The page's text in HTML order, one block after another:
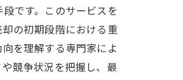
です。このサービスを
の初期段階における重
を理解する専門家によ
競争状況を把握し、最